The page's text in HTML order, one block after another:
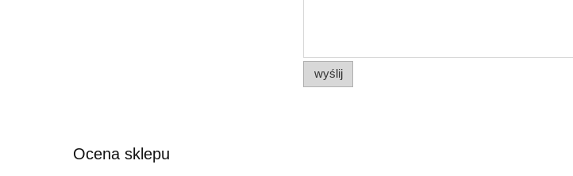
wyślij
Ocena sklepu